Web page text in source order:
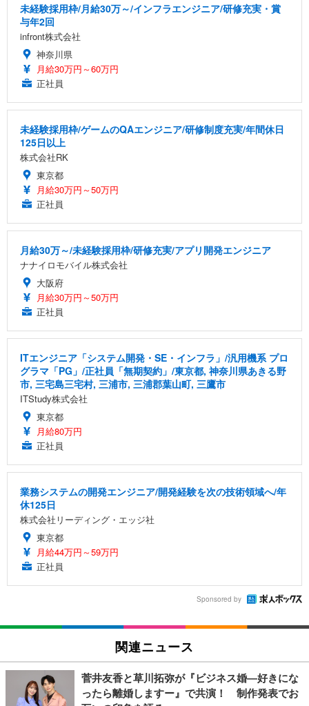
未経験採用枠/月給30万～/インフラエンジニア/研修充実・賞
与年2回
infront株式会社
神奈川県
月給30万円～60万円
正社員
未経験採用枠/ゲームのQAエンジニア/研修制度充実/年間休日
125日以上
株式会社RK
東京都
月給30万円～50万円
正社員
月給30万～/未経験採用枠/研修充実/アプリ開発エンジニア
ナナイロモバイル株式会社
大阪府
月給30万円～50万円
正社員
ITエンジニア「システム開発・SE・インフラ」/汎用機系 プロ
グラマ「PG」/正社員「無期契約」/東京都, 神奈川県あきる野
市, 三宅島三宅村, 三浦市, 三浦郡葉山町, 三鷹市
ITStudy株式会社
東京都
月給80万円
正社員
業務システムの開発エンジニア/開発経験を次の技術領域へ/年
休125日
株式会社リーディング・エッジ社
東京都
月給44万円～59万円
正社員
Sponsored by
関連ニュース
菅井友香と草川拓弥が『ビジネス婚―好きにな
ったら離婚しますー』で共演！ 制作発表でお